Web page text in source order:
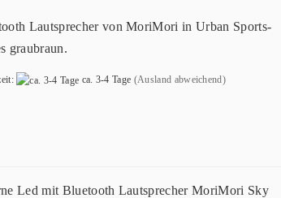
Lautsprecher von MoriMori in Urban Sports-
graubraun.
ca. 3-4 Tage (Ausland abweichend)
Led mit Bluetooth Lautsprecher MoriMori Sky